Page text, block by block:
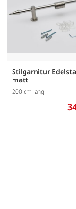
Stilgarnitur
matt
200 cm lang